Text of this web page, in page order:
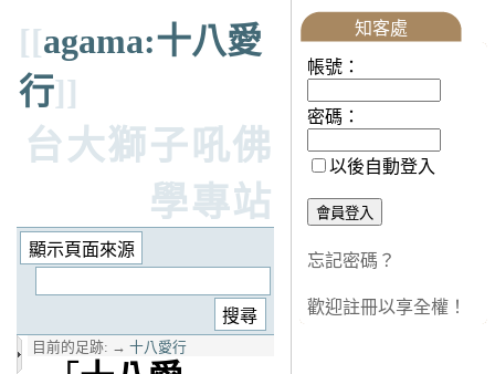
[[agama:十八愛
行]]
台大獅子吼佛
學專站
目前的足跡: → 十八愛行
知客處
帳號：
密碼：
以後自動登入
忘記密碼？
歡迎註冊以享全權！